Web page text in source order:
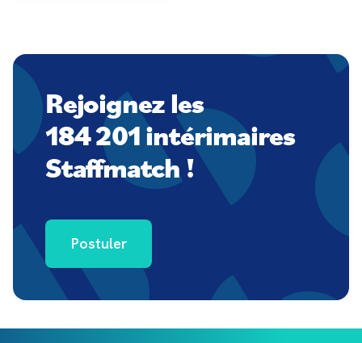
Rejoignez les
184 201 intérimaires
Staffmatch !
Postuler